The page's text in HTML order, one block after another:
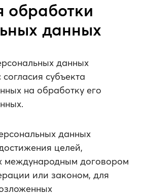
обработки
данных
данных
субъекта
на обработку его
данных
целей,
международным договором
или законом, для